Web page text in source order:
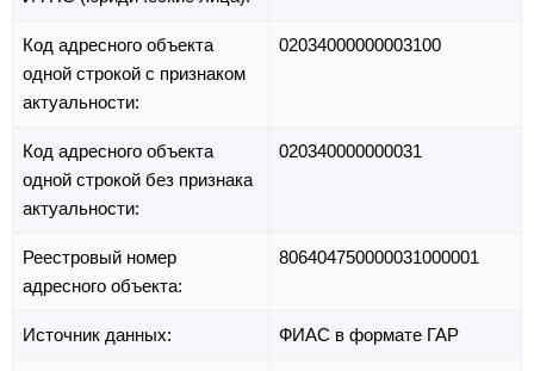
Код адресного объекта
одной строкой с признаком
актуальности:
02034000000003100
Код адресного объекта
одной строкой без признака
актуальности:
020340000000031
Реестровый номер
адресного объекта:
806404750000031000001
Источник данных: ФИАС в формате ГАР